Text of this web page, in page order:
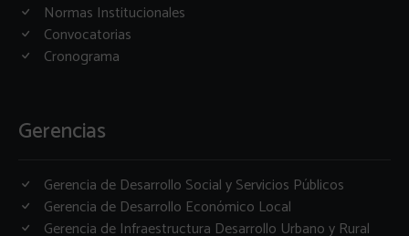
Normas Institucionales
Convocatorias
Cronograma
Gerencias
Gerencia de Desarrollo Social y Servicios Públicos
Gerencia de Desarrollo Económico Local
Gerencia de Infraestructura Desarrollo Urbano y Rural